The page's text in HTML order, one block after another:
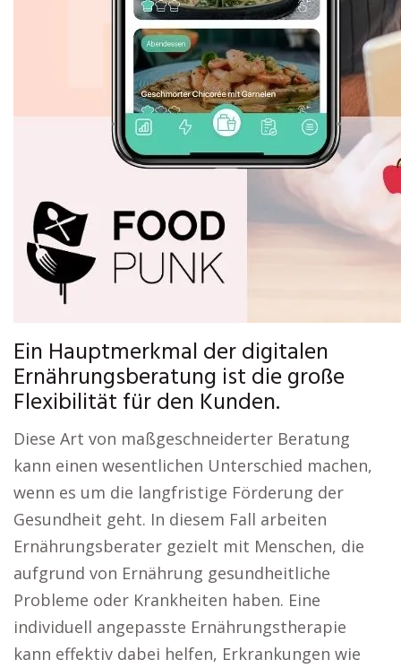
Ein Hauptmerkmal der digitalen
Ernährungsberatung ist die große
Flexibilität für den Kunden.
Diese Art von maßgeschneiderter Beratung
kann einen wesentlichen Unterschied machen,
wenn es um die langfristige Förderung der
Gesundheit geht. In diesem Fall arbeiten
Ernährungsberater gezielt mit Menschen, die
aufgrund von Ernährung gesundheitliche
Probleme oder Krankheiten haben. Eine
individuell angepasste Ernährungstherapie
kann effektiv dabei helfen, Erkrankungen wie